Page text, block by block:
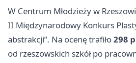
W Centrum Młodzieży w
II Międzynarodowy Konkurs
abstrakcji”. Na ocenę trafiło298
od rzeszowskich szkół po